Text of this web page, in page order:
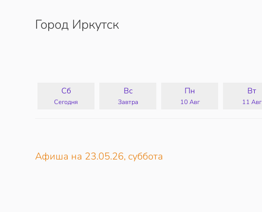
Перейти к содержимому
Город Иркутск
Сб
Сегодня
Вс
Завтра
Пн
10 Авг
Вт
11 Авг
Афиша на 23.05.26, суббота